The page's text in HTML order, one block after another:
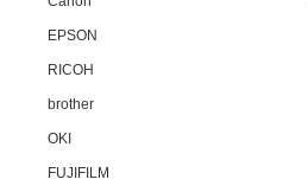
EPSON
RICOH
brother
OKI
FUJIFILM